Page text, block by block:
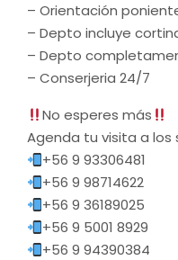
– ⁠Orientación
– ⁠Depto incluye
– ⁠Depto
– ⁠Conserjeria 24/7
No esperes más
Agenda tu visita a los
+56 9 93306481
+56 9 98714622
+56 9 36189025
‪+56 9 5001 8929‬
+56 9 94390384